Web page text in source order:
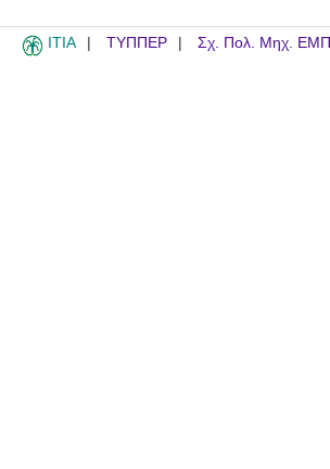
ITIA ΤΥΠΠΕΡ Σχ. Πολ. Μηχ. ΕΜΠ